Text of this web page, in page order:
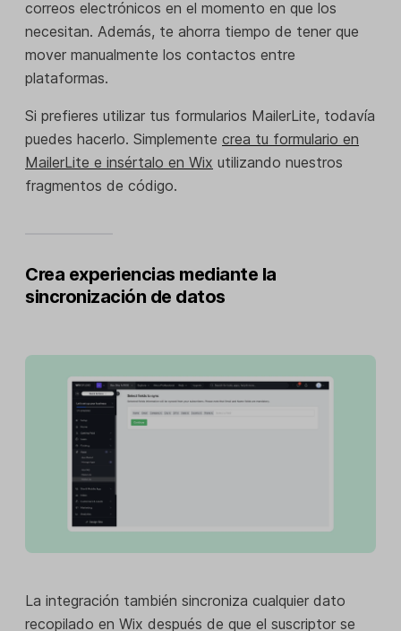
correos electrónicos en el momento en que los
necesitan. Además, te ahorra tiempo de tener que
mover manualmente los contactos entre
plataformas.
Si prefieres utilizar tus formularios MailerLite, todavía
puedes hacerlo. Simplemente crea tu formulario en
MailerLite e insértalo en Wix utilizando nuestros
fragmentos de código.
Crea experiencias mediante la
sincronización de datos
La integración también sincroniza cualquier dato
recopilado en Wix después de que el suscriptor se